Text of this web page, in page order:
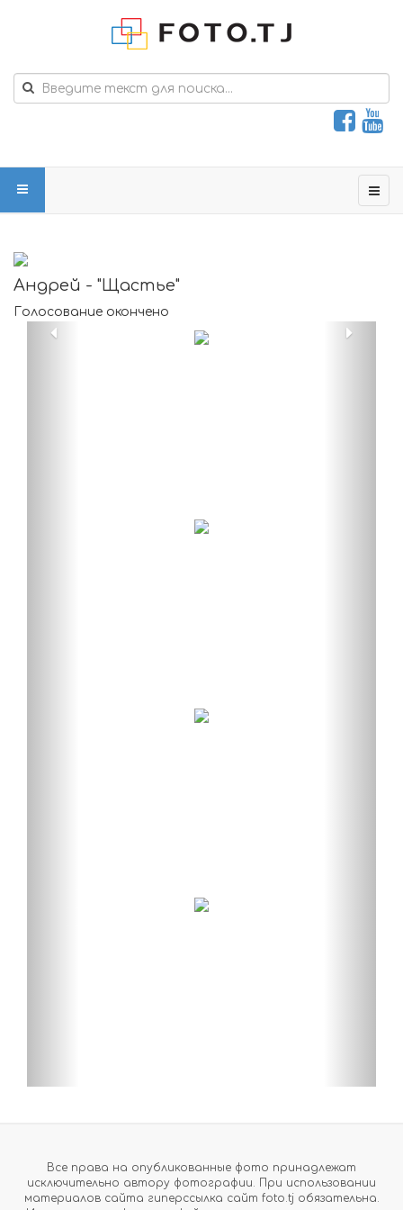
Андрей - "Щастье"
Голосование окончено
Все права на опубликованные фото принадлежат
исключительно автору фотографии. При использовании
материалов сайта гиперссылка сайт foto.tj обязательна.